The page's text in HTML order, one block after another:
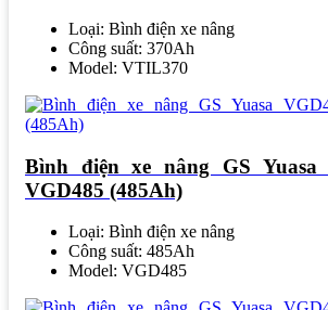
Loại: Bình điện xe nâng
Công suất: 370Ah
Model: VTIL370
Bình điện xe nâng GS Yuasa
VGD485 (485Ah)
Loại: Bình điện xe nâng
Công suất: 485Ah
Model: VGD485